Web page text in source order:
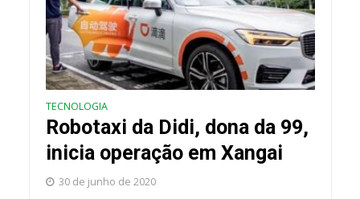
TECNOLOGIA
Robotaxi da Didi, dona da 99,
inicia operação em Xangai
30 de junho de 2020